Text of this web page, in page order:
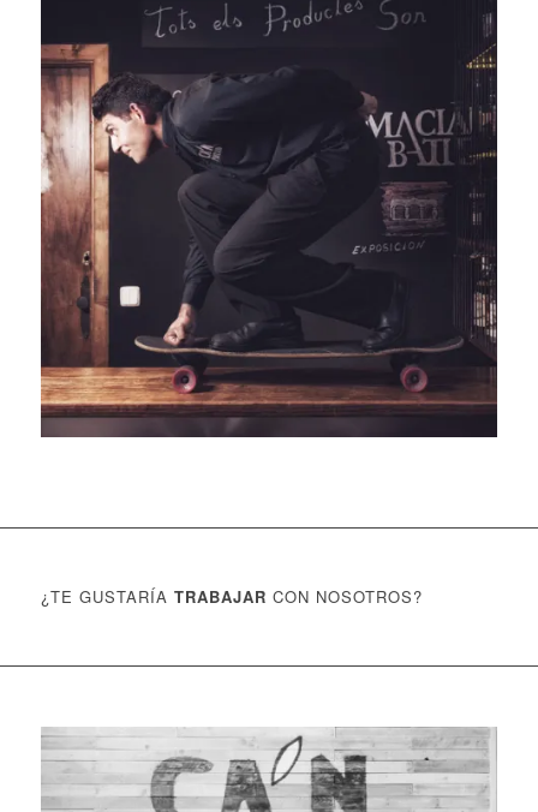
¿TE GUSTARÍA TRABAJAR CON NOSOTROS?